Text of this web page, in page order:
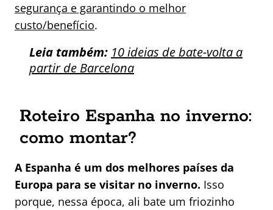
segurança e garantindo o melhor
custo/benefício.
Leia também: 10 ideias de bate-volta a
partir de Barcelona
Roteiro Espanha no inverno:
como montar?
A Espanha é um dos melhores países da
Europa para se visitar no inverno. Isso
porque, nessa época, ali bate um friozinho